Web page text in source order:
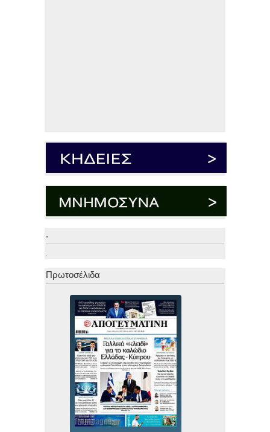
.
.
Πρωτοσέλιδα